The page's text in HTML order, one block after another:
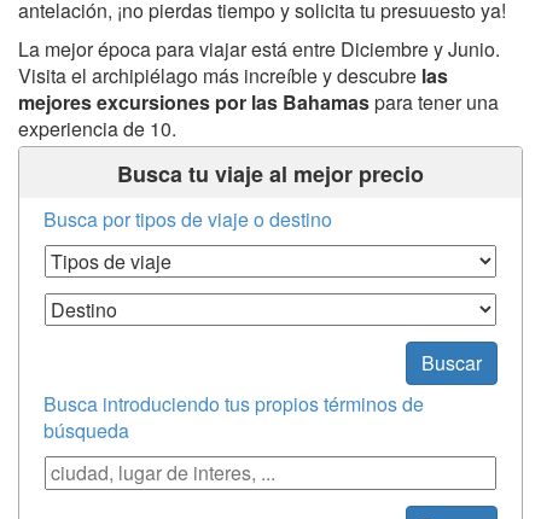
antelación, ¡no pierdas tiempo y solicita tu presuuesto ya!
La mejor época para viajar está entre Diciembre y Junio.
Visita el archipiélago más increíble y descubre las
mejores excursiones por las Bahamaspara tener una
experiencia de 10.
Busca tu viaje al mejor precio
Busca por tipos de viaje o destino
Tipos de Viaje
Destino
Buscar
Busca introduciendo tus propios términos de
búsqueda
Búsqueda